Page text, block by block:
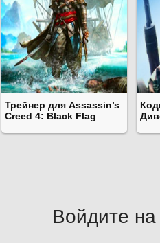
Трейнер для Assassin’s
Creed 4: Black Flag
Войдите на